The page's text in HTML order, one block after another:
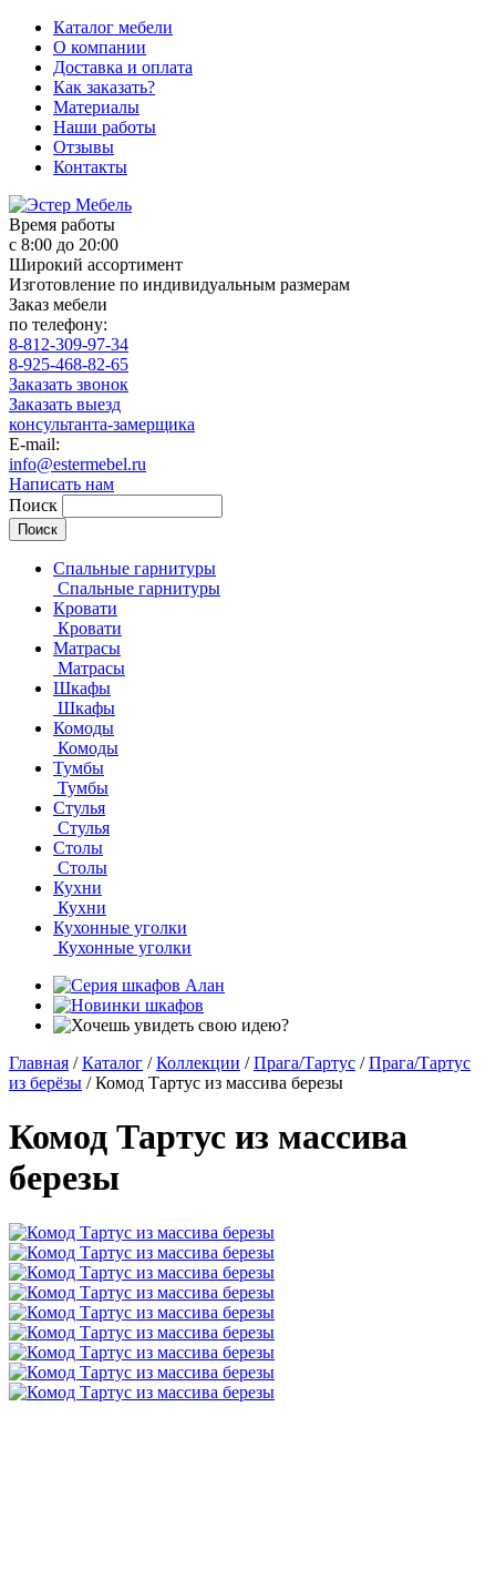
Каталог мебели
О компании
Доставка и оплата
Как заказать?
Материалы
Наши работы
Отзывы
Контакты
Время работы
с 8:00 до 20:00
Широкий ассортимент
Изготовление по индивидуальным размерам
Заказ мебели
по телефону:
8-812-309-97-34
8-925-468-82-65
Заказать звонок
Заказать выезд
консультанта-замерщика
E-mail:
info@estermebel.ru
Написать нам
Поиск
Спальные гарнитуры
Спальные гарнитуры
Кровати
Кровати
Матрасы
Матрасы
Шкафы
Шкафы
Комоды
Комоды
Тумбы
Тумбы
Стулья
Стулья
Столы
Столы
Кухни
Кухни
Кухонные уголки
Кухонные уголки
Главная / Каталог / Коллекции / Прага/Тартус / Прага/Тартус
из берёзы / Комод Тартус из массива березы
Комод Тартус из массива
березы